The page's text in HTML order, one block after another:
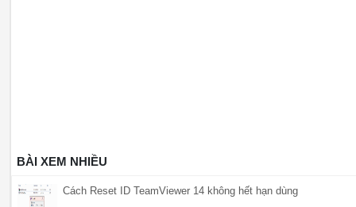
BÀI XEM NHIỀU
Cách Reset ID TeamViewer 14 không hết hạn dùng